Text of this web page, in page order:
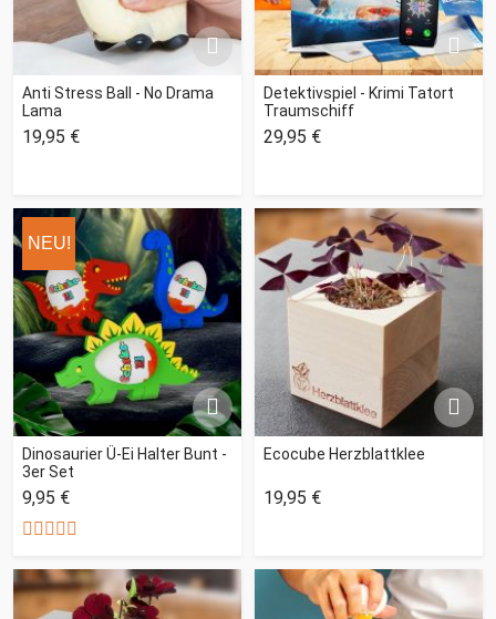
Anti Stress Ball - No Drama
Lama
19,95 €
Detektivspiel - Krimi Tatort
Traumschiff
29,95 €
NEU!
Dinosaurier Ü-Ei Halter Bunt -
3er Set
9,95 €
Ecocube Herzblattklee
19,95 €